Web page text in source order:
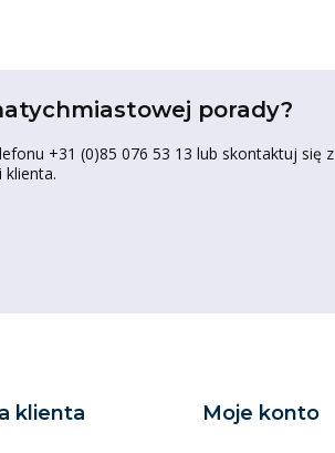
porady?
+31 (0)85 076 53 13 lub skontaktuj się z
klienta.
klienta Moje konto